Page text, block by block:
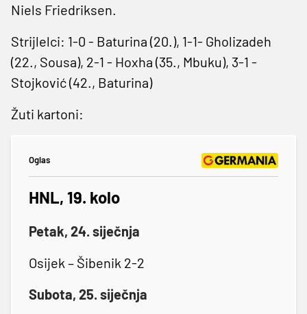
Niels Friedriksen.
Strijlelci: 1-0 - Baturina (20.), 1-1- Gholizadeh
(22., Sousa), 2-1 - Hoxha (35., Mbuku), 3-1 -
Stojković (42., Baturina)
Žuti kartoni:
Oglas
HNL, 19. kolo
Petak, 24. siječnja
Osijek – Šibenik 2-2
Subota, 25. siječnja